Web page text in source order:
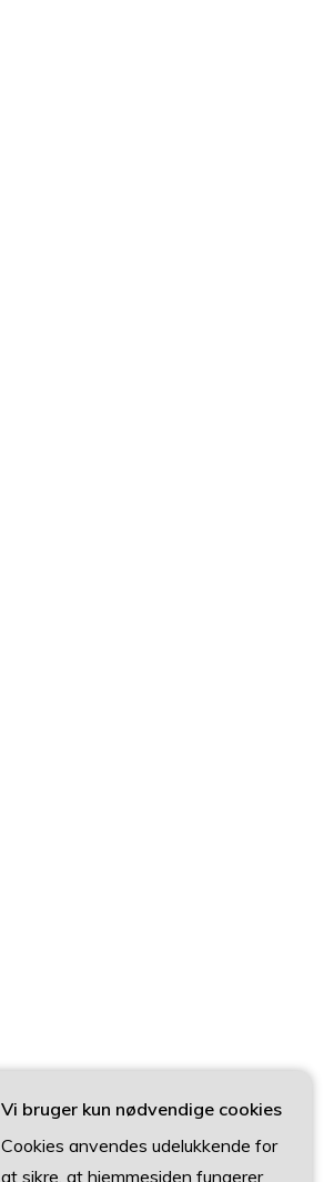
Vi bruger kun nødvendige cookies
Cookies anvendes udelukkende for
at sikre, at hjemmesiden fungerer